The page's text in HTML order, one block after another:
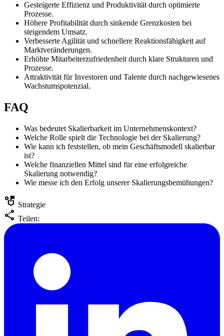
Gesteigerte Effizienz und Produktivität durch optimierte
Prozesse.
Höhere Profitabilität durch sinkende Grenzkosten bei
steigendem Umsatz.
Verbesserte Agilität und schnellere Reaktionsfähigkeit auf
Marktveränderungen.
Erhöhte Mitarbeiterzufriedenheit durch klare Strukturen und
Prozesse.
Attraktivität für Investoren und Talente durch nachgewiesenes
Wachstumspotenzial.
FAQ
Was bedeutet Skalierbarkeit im Unternehmenskontext?
Welche Rolle spielt die Technologie bei der Skalierung?
Wie kann ich feststellen, ob mein Geschäftsmodell skalierbar
ist?
Welche finanziellen Mittel sind für eine erfolgreiche
Skalierung notwendig?
Wie messe ich den Erfolg unserer Skalierungsbemühungen?
strategy Strategie
share Teilen: